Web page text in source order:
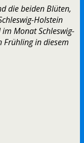
die beiden Blüten,
Holstein
Monat Schleswig-
Frühling in diesem